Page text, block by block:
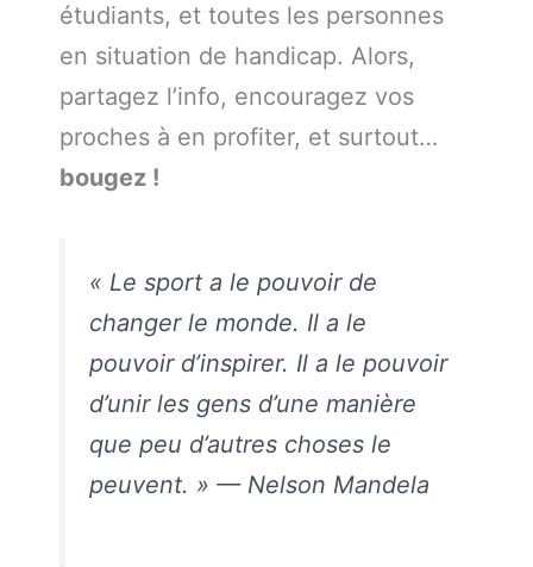
étudiants, et toutes les personnes
en situation de handicap. Alors,
partagez l’info, encouragez vos
proches à en profiter, et surtout…
bougez !
« Le sport a le pouvoir de
changer le monde. Il a le
pouvoir d’inspirer. Il a le pouvoir
d’unir les gens d’une manière
que peu d’autres choses le
peuvent. » — Nelson Mandela